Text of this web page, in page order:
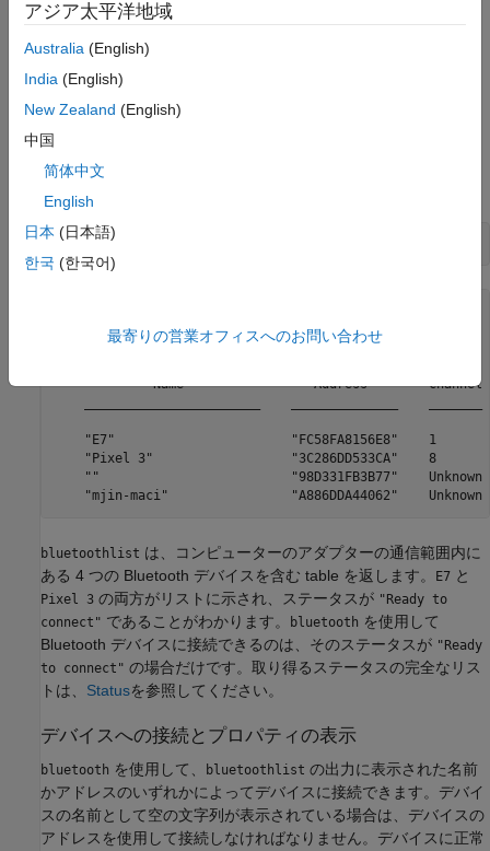
bluetoothlist
bluetoothlist
  4×4 table
Name                 Address
"E7"                       "FC58FA8156E8"    1
"Pixel 3"                  "3C286DD533CA"    8
""                         "98D331FB3B77"    Unknown
bluetoothlist は、コンピューターのアダプターの通信範囲内に
ある 4 つの Bluetooth デバイスを含む table を返します。
E7 と
Pixel 3 の両方がリストに示され、ステータスが "Ready to
connect" であることがわかります。 bluetooth を使用して
Bluetooth デバイスに接続できるのは、そのステータスが "Ready
to connect" の場合だけです。取り得るステータスの完全なリス
トは、 Statusを参照してください。
デバイスへの接続とプロパティの表示
bluetooth を使用して、 bluetoothlist の出力に表示された名前
かアドレスのいずれかによってデバイスに接続できます。デバイ
スの名前として空の文字列が表示されている場合は、デバイスの
アドレスを使用して接続しなければなりません。デバイスに正常
アジア太平洋地域
Australia (English)
India (English)
New Zealand (English)
中国
简体中文
English
日本 (日本語)
한국 (한국어)
最寄りの営業オフィスへのお問い合わせ